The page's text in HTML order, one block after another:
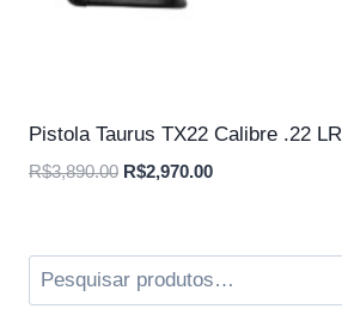
Pistola Taurus TX22 Calibre .22 LR
R$3,890.00 O
era:
R$3,890.00.
R$2,970.00O
é:
R$2,970.00.
Pesquisar
por: